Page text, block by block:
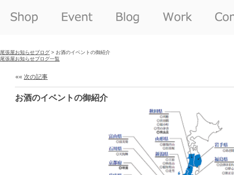
尾張屋お知らせブログ > お酒のイベントの御紹介
尾張屋お知らせブログ一覧
«« 次の記事
お酒のイベントの御紹介